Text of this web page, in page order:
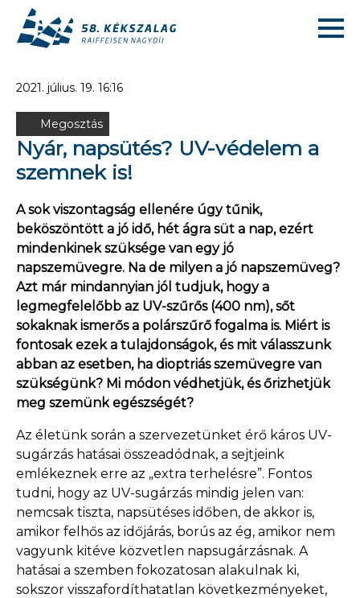
2021. július. 19. 16:16
Megosztás
Nyár, napsütés? UV-védelem a
szemnek is!
A sok viszontagság ellenére úgy tűnik,
beköszöntött a jó idő, hét ágra süt a nap, ezért
mindenkinek szüksége van egy jó
napszemüvegre. Na de milyen a jó napszemüveg?
Azt már mindannyian jól tudjuk, hogy a
legmegfelelőbb az UV-szűrős (400 nm), sőt
sokaknak ismerős a polárszűrő fogalma is. Miért is
fontosak ezek a tulajdonságok, és mit válasszunk
abban az esetben, ha dioptriás szemüvegre van
szükségünk? Mi módon védhetjük, és őrizhetjük
meg szemünk egészségét?
Az életünk során a szervezetünket érő káros UV-
sugárzás hatásai összeadódnak, a sejtjeink
emlékeznek erre az „extra terhelésre”. Fontos
tudni, hogy az UV-sugárzás mindig jelen van:
nemcsak tiszta, napsütéses időben, de akkor is,
amikor felhős az időjárás, borús az ég, amikor nem
vagyunk kitéve közvetlen napsugárzásnak. A
hatásai a szemben fokozatosan alakulnak ki,
sokszor visszafordíthatatlan következményeket,